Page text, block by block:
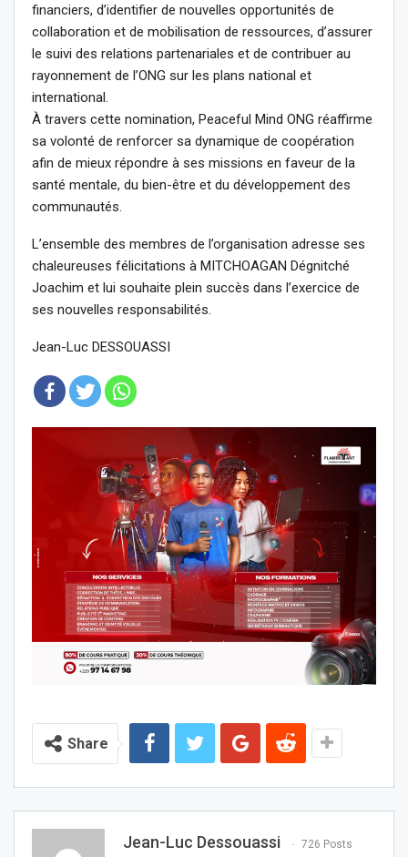
financiers, d’identifier de nouvelles opportunités de
collaboration et de mobilisation de ressources, d’assurer
le suivi des relations partenariales et de contribuer au
rayonnement de l’ONG sur les plans national et
international.
À travers cette nomination, Peaceful Mind ONG réaffirme
sa volonté de renforcer sa dynamique de coopération
afin de mieux répondre à ses missions en faveur de la
santé mentale, du bien-être et du développement des
communautés.
L’ensemble des membres de l’organisation adresse ses
chaleureuses félicitations à MITCHOAGAN Dégnitché
Joachim et lui souhaite plein succès dans l’exercice de
ses nouvelles responsabilités.
Jean-Luc DESSOUASSI
Share
Jean-Luc Dessouassi 726 Posts